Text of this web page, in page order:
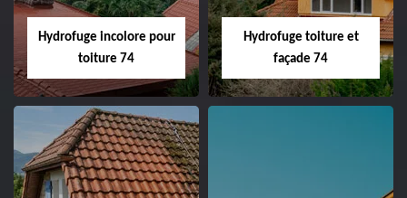
Hydrofuge incolore pour
toiture 74
Hydrofuge toiture et
façade 74